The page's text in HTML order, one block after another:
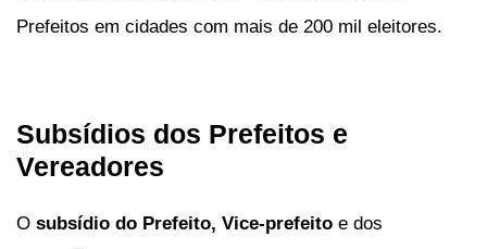
Prefeitos em cidades com mais de 200 mil eleitores.
Subsídios dos Prefeitos e
Vereadores
O subsídio do Prefeito, Vice-prefeito e dos